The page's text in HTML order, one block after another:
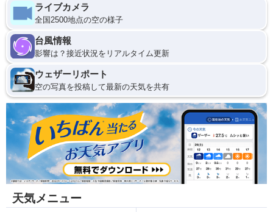
ライブカメラ
全国2500地点の空の様子
台風情報
影響は？接近状況をリアルタイム更新
ウェザーリポート
空の写真を投稿して最新の天気を共有
天気メニュー